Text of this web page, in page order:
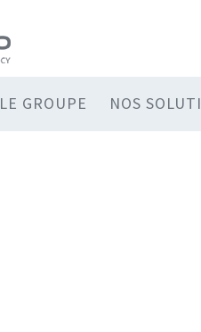
LE GROUPE NOS